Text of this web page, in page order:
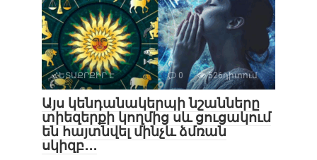
ՀԵՏԱՔՐՔԻՐ Է 0 526դիտում
Այս կենդանակերպի նշանները
տիեզերքի կողմից սև ցուցակում
են հայտնվել մինչև ձմռան
սկիզբ․․․